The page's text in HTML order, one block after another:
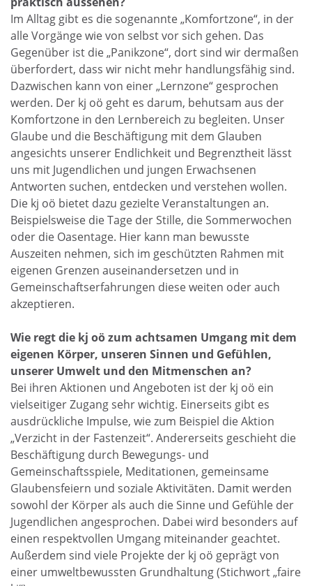
Im Alltag gibt es die sogenannte „Komfortzone“, in der
alle Vorgänge wie von selbst vor sich gehen. Das
Gegenüber ist die „Panikzone“, dort sind wir dermaßen
überfordert, dass wir nicht mehr handlungsfähig sind.
Dazwischen kann von einer „Lernzone“ gesprochen
werden. Der kj oö geht es darum, behutsam aus der
Komfortzone in den Lernbereich zu begleiten. Unser
Glaube und die Beschäftigung mit dem Glauben
angesichts unserer Endlichkeit und Begrenztheit lässt
uns mit Jugendlichen und jungen Erwachsenen
Antworten suchen, entdecken und verstehen wollen.
Die kj oö bietet dazu gezielte Veranstaltungen an.
Beispielsweise die Tage der Stille, die Sommerwochen
oder die Oasentage. Hier kann man bewusste
Auszeiten nehmen, sich im geschützten Rahmen mit
eigenen Grenzen auseinandersetzen und in
Gemeinschaftserfahrungen diese weiten oder auch
akzeptieren.
Wie regt die kj oö zum achtsamen Umgang mit dem
eigenen Körper, unseren Sinnen und Gefühlen,
unserer Umwelt und den Mitmenschen an?
Bei ihren Aktionen und Angeboten ist der kj oö ein
vielseitiger Zugang sehr wichtig. Einerseits gibt es
ausdrückliche Impulse, wie zum Beispiel die Aktion
„Verzicht in der Fastenzeit“. Andererseits geschieht die
Beschäftigung durch Bewegungs- und
Gemeinschaftsspiele, Meditationen, gemeinsame
Glaubensfeiern und soziale Aktivitäten. Damit werden
sowohl der Körper als auch die Sinne und Gefühle der
Jugendlichen angesprochen. Dabei wird besonders auf
einen respektvollen Umgang miteinander geachtet.
Außerdem sind viele Projekte der kj oö geprägt von
einer umweltbewussten Grundhaltung (Stichwort „faire